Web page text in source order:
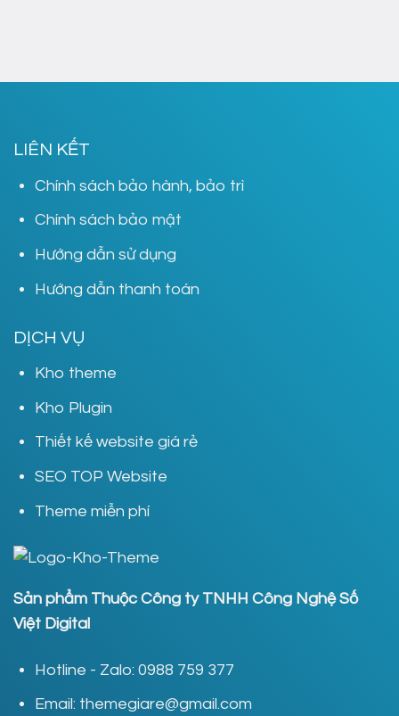
LIÊN KẾT
Chính sách bảo hành, bảo trì
Chính sách bảo mật
Hướng dẫn sử dụng
Hướng dẫn thanh toán
DỊCH VỤ
Kho theme
Kho Plugin
Thiết kế website giá rẻ
SEO TOP Website
Theme miễn phí
Sản phẩm Thuộc Công ty TNHH Công Nghệ Số
Việt Digital
Hotline - Zalo: 0988 759 377
Email: themegiare@gmail.com